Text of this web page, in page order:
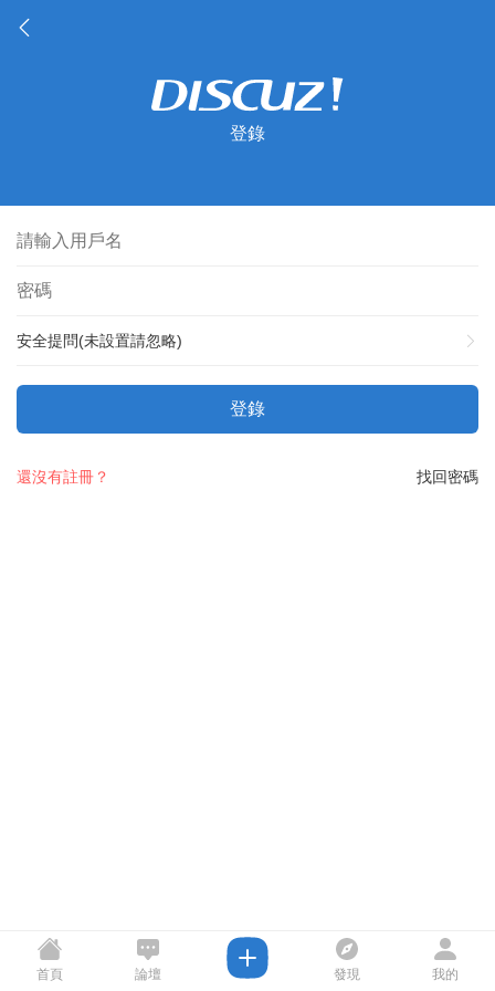
登錄
安全提問(未設置請忽略)
登錄
找回密碼
還沒有註冊？
首頁 論壇 發現 我的